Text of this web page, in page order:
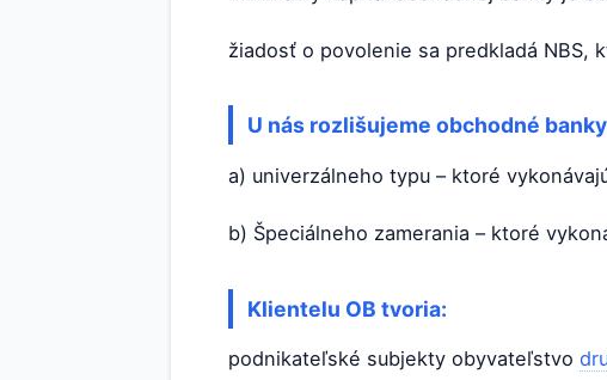
žiadosť o povolenie sa predkladá NBS,
U nás rozlišujeme obchodné
a) univerzálneho typu – ktoré
b) Špeciálneho zamerania – ktoré
Klientelu OB tvoria:
podnikateľské subjekty obyvateľstvo